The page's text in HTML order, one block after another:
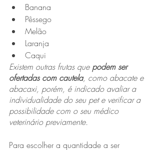
Banana
Pêssego
Melão
Laranja
Caqui
Existem outras frutas que podem ser
ofertadas com cautela, como abacate e
abacaxi, porém, é indicado avaliar a
individualidade do seu pet e verificar a
possibilidade com o seu médico
veterinário previamente.
Para escolher a quantidade a ser